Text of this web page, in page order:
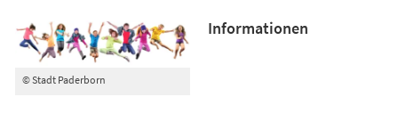
© Stadt Paderborn
Informationen